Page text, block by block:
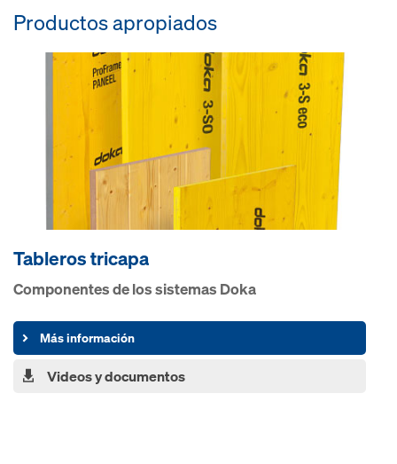
Productos apropiados
Tableros tricapa
Componentes de los sistemas Doka
Más información
Videos y documentos